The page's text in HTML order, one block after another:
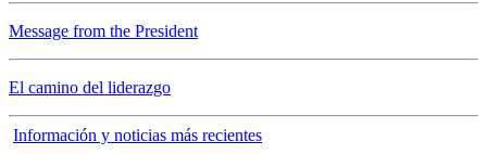
Message from the President
El camino del liderazgo
Información y noticias más recientes